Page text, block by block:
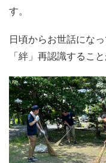
す。
日頃からお世話にな
「絆」再認識するこ